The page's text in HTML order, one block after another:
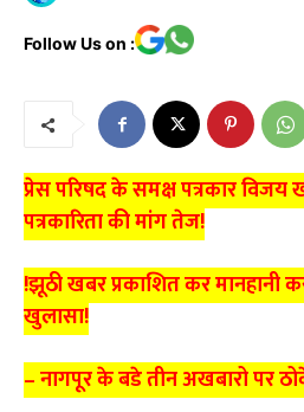
Follow Us on :
प्रेस परिषद के समक्ष पत्रकार विजय
पत्रकारिता की मांग तेज!
!झूठी खबर प्रकाशित कर मानहानी
खुलासा!
– नागपूर के बडे तीन अखबारो पर